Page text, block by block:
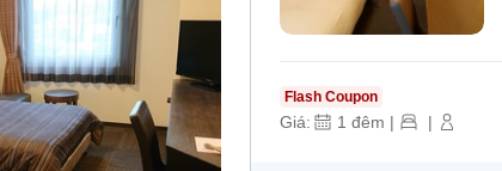
Flash Coupon
Giá: 1 đêm | |